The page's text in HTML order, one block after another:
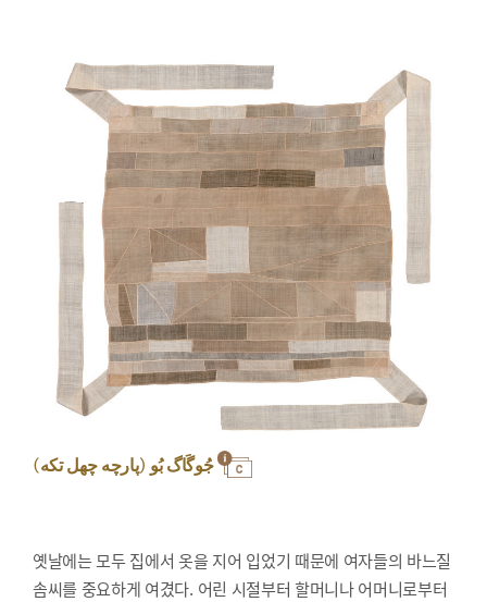
جُوگَاگ بُو (پارچه چهل تکه)
옛날에는 모두 집에서 옷을 지어 입었기 때문에 여자들의 바느질
솜씨를 중요하게 여겼다. 어린 시절부터 할머니나 어머니로부터